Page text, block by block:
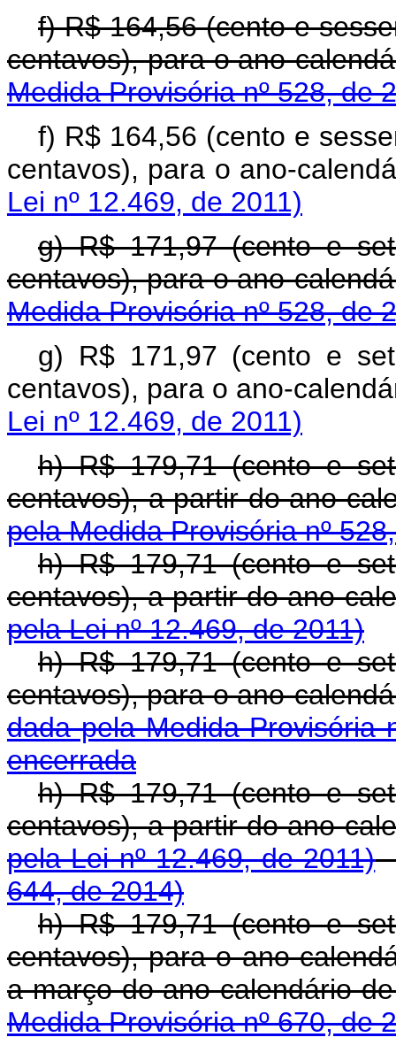
f) R$ 164,56 (cento e
centavos), para o ano-
Medida Provisória nº 528, de
f) R$ 164,56 (cento e
centavos), para o ano-
Lei nº 12.469, de 2011)
g) R$ 171,97 (cento e
centavos), para o ano-
Medida Provisória nº 528, de
g) R$ 171,97 (cento e
centavos), para o ano-
Lei nº 12.469, de 2011)
h) R$ 179,71 (cento e
centavos), a partir do
pela Medida Provisória nº
h) R$ 179,71 (cento e
centavos), a partir do
pela Lei nº 12.469, de 2011)
h) R$ 179,71 (cento e
centavos), para o ano-
dada pela Medida Provisória
encerrada
h) R$ 179,71 (cento e
centavos), a partir do
pela Lei nº 12.469, de 2011)
644, de 2014)
h) R$ 179,71 (cento e
centavos), para o ano-
a março do ano-calendário
Medida Provisória nº 670, de